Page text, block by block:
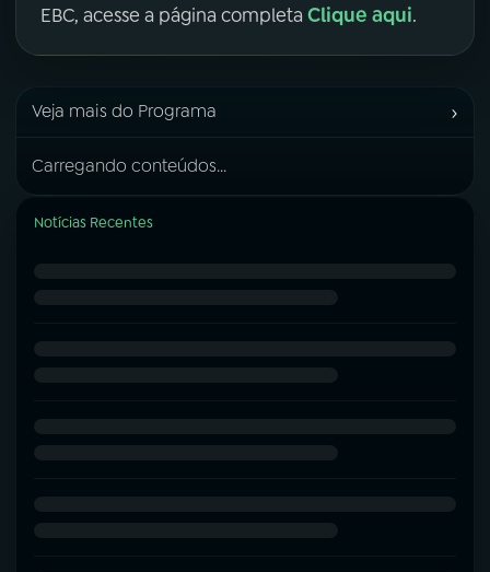
EBC, acesse a página completa Clique aqui.
Veja mais do Programa ›
Carregando conteúdos...
Notícias Recentes